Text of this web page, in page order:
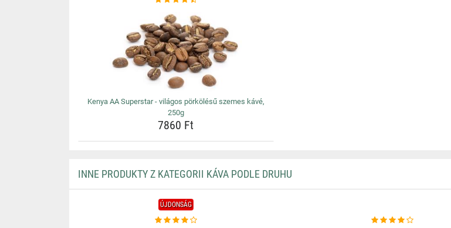
Kenya AA Superstar - világos pörkölésű szemes kávé,
250g
7860 Ft
INNE PRODUKTY Z KATEGORII KÁVA PODLE DRUHU
ÚJDONSÁG